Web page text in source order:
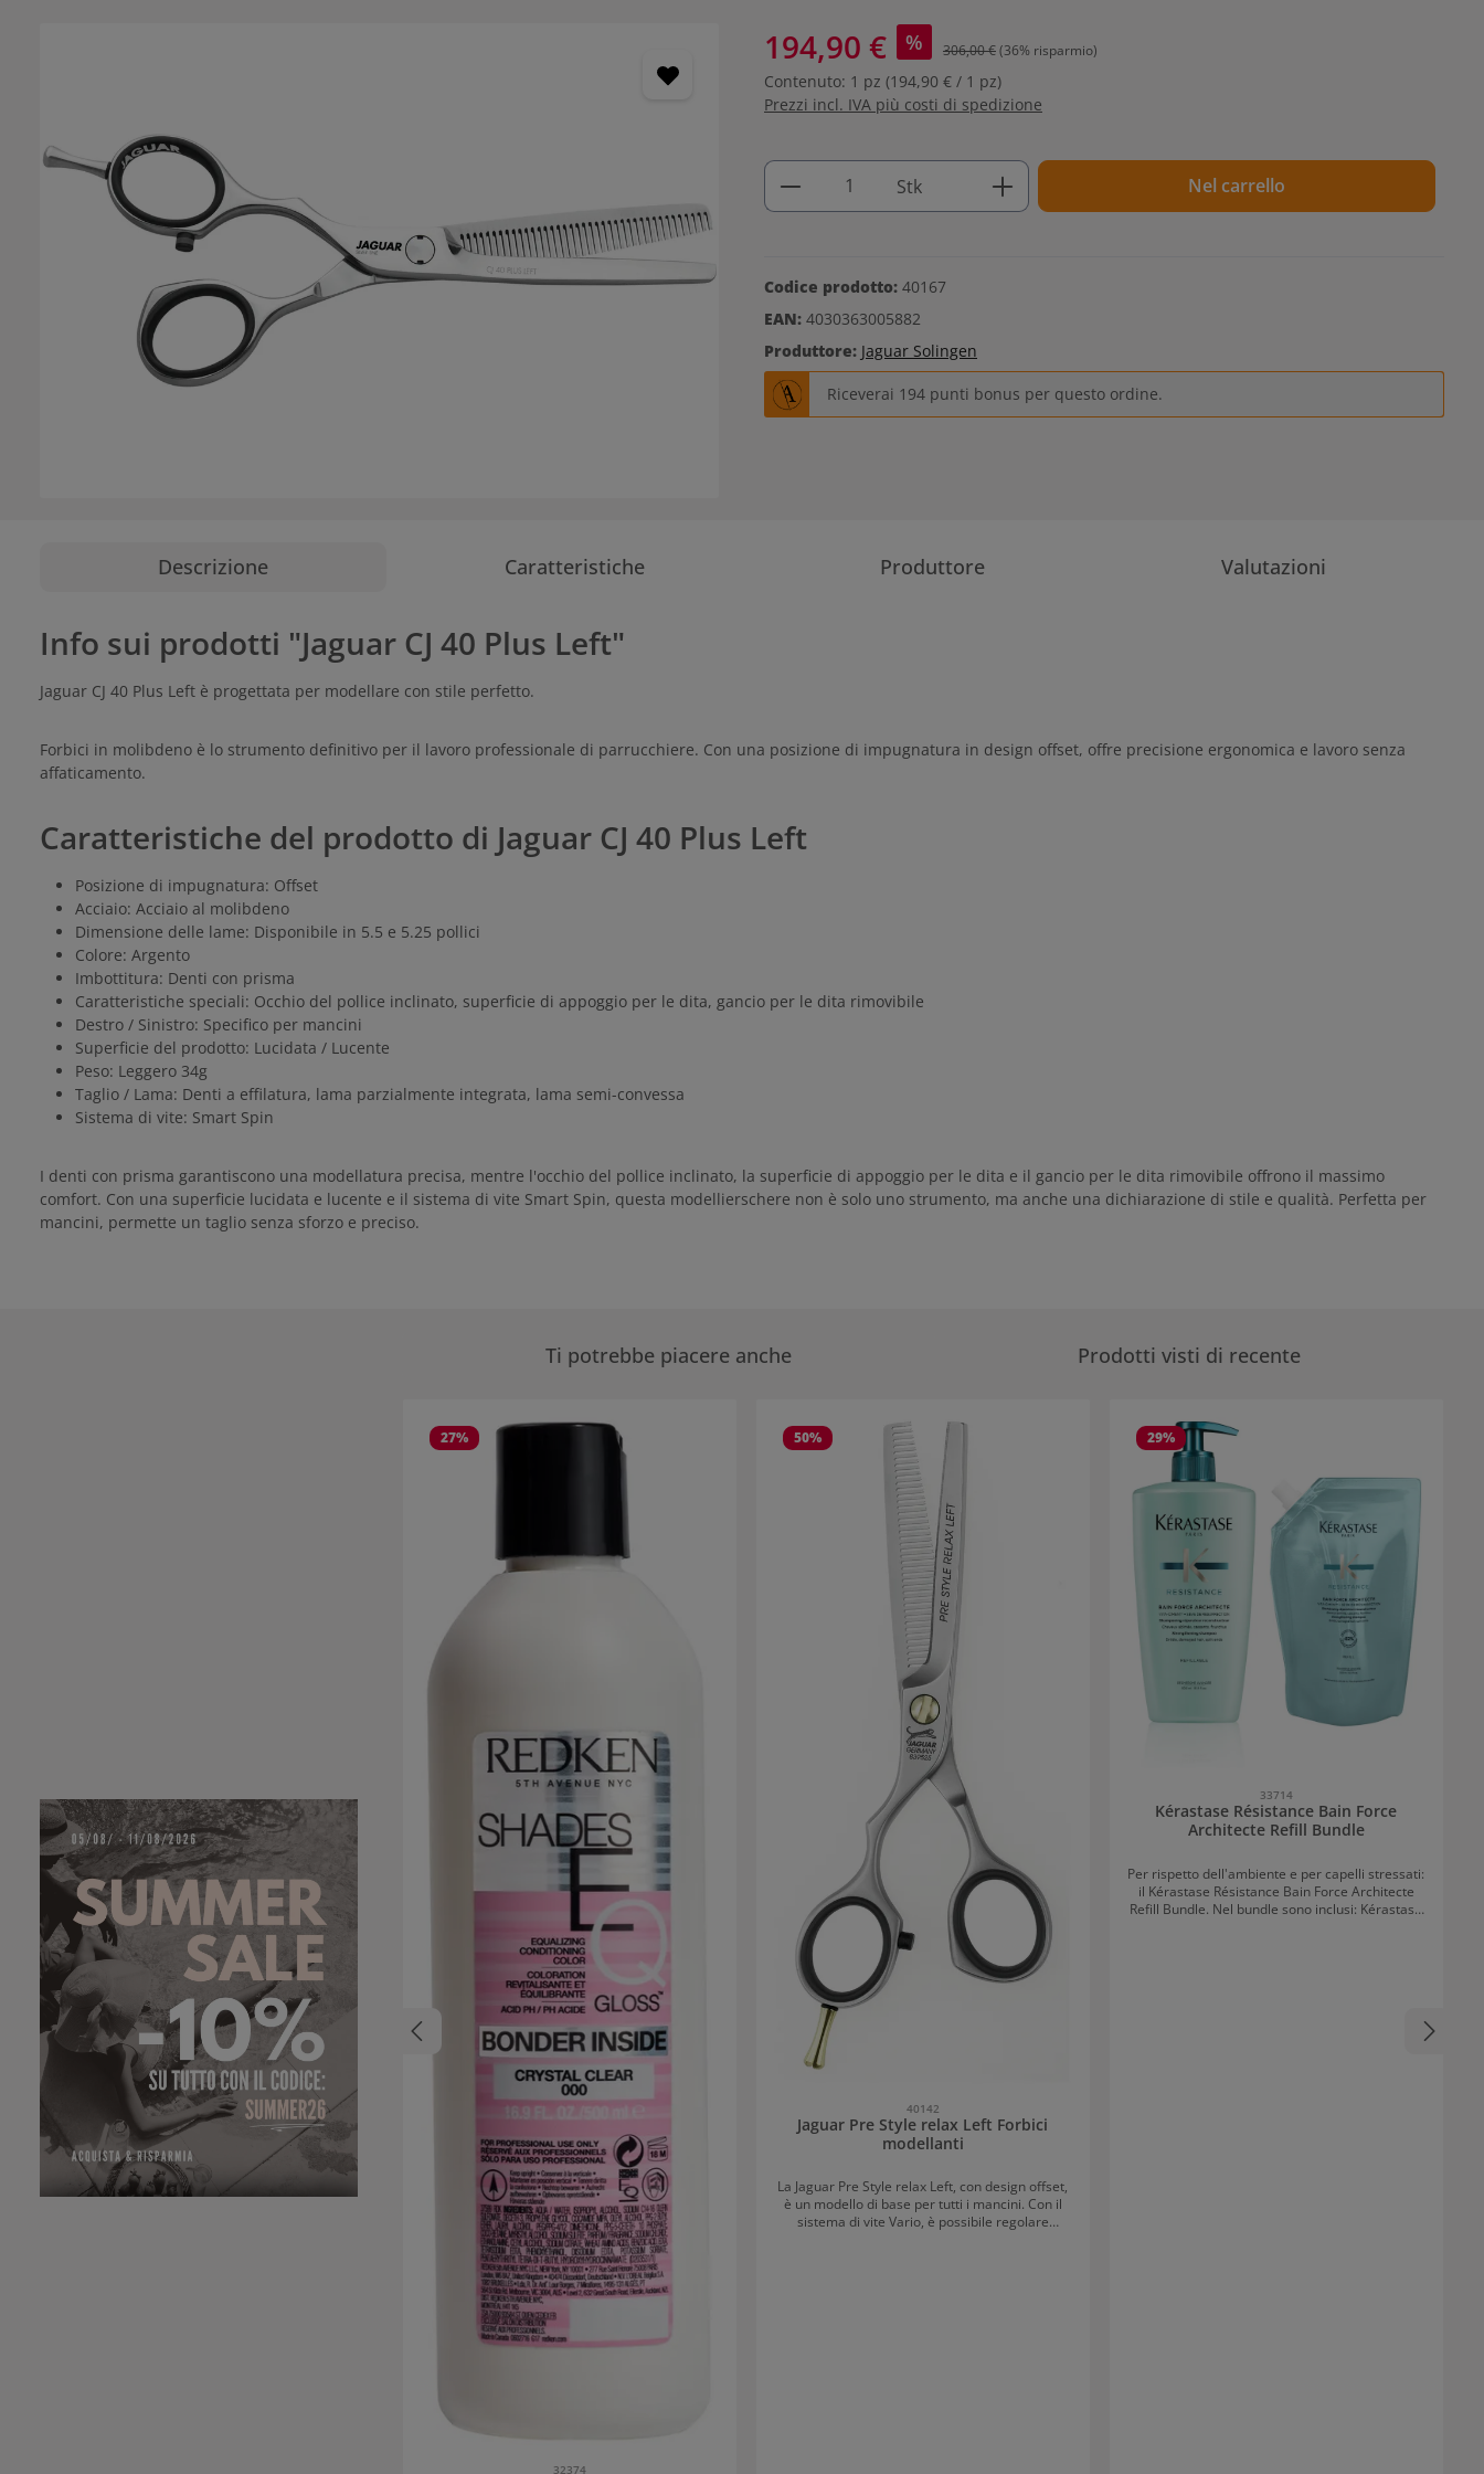
194,90 € % 306,00 €(36% risparmio)
Contenuto: 1 pz (194,90 € / 1 pz)
Prezzi incl. IVA più costi di spedizione
Quantità del prodotto: inserisci la quantità desiderata o
Stk Nel carrello
Codice prodotto: 40167
EAN: 4030363005882
Produttore: Jaguar Solingen
Riceverai 194 punti bonus per questo ordine.
Descrizione Caratteristiche Produttore Valutazioni
Info sui prodotti "Jaguar CJ 40 Plus Left"
Jaguar CJ 40 Plus Left è progettata per modellare con stile perfetto.
Forbici in molibdeno è lo strumento definitivo per il lavoro professionale di parrucchiere. Con una posizione di impugnatura in design offset, offre precisione ergonomica e lavoro senza
affaticamento.
Caratteristiche del prodotto di Jaguar CJ 40 Plus Left
Posizione di impugnatura: Offset
Acciaio: Acciaio al molibdeno
Dimensione delle lame: Disponibile in 5.5 e 5.25 pollici
Colore: Argento
Imbottitura: Denti con prisma
Caratteristiche speciali: Occhio del pollice inclinato, superficie di appoggio per le dita, gancio per le dita rimovibile
Destro / Sinistro: Specifico per mancini
Superficie del prodotto: Lucidata / Lucente
Peso: Leggero 34g
Taglio / Lama: Denti a effilatura, lama parzialmente integrata, lama semi-convessa
Sistema di vite: Smart Spin
I denti con prisma garantiscono una modellatura precisa, mentre l'occhio del pollice inclinato, la superficie di appoggio per le dita e il gancio per le dita rimovibile offrono il massimo
comfort. Con una superficie lucidata e lucente e il sistema di vite Smart Spin, questa modellierschere non è solo uno strumento, ma anche una dichiarazione di stile e qualità. Perfetta per
mancini, permette un taglio senza sforzo e preciso.
Ti potrebbe piacere anche Prodotti visti di recente
27%
32374
50%
40142
Jaguar Pre Style relax Left Forbici
modellanti
La Jaguar Pre Style relax Left, con design offset,
è un modello di base per tutti i mancini. Con il
sistema di vite Vario, è possibile regolare
29%
33714
Kérastase Résistance Bain Force
Architecte Refill Bundle
Per rispetto dell'ambiente e per capelli stressati:
il Kérastase Résistance Bain Force Architecte
Refill Bundle. Nel bundle sono inclusi: Kérastase